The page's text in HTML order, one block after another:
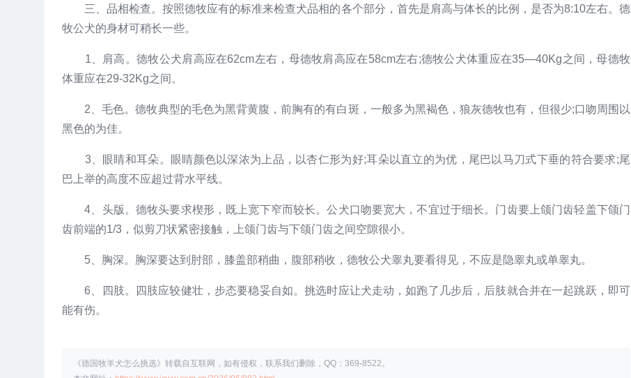
三、品相检查。按照德牧应有的标准来检查犬品相的各个部分，首先是肩高与体长的比例，是否为8:10左右。德
牧公犬的身材可稍长一些。
1、肩高。德牧公犬肩高应在62cm左右，母德牧肩高应在58cm左右;德牧公犬体重应在35—40Kg之间，母德牧
体重应在29-32Kg之间。
2、毛色。德牧典型的毛色为黑背黄腹，前胸有的有白斑，一般多为黑褐色，狼灰德牧也有，但很少;口吻周围以
黑色的为佳。
3、眼睛和耳朵。眼睛颜色以深浓为上品，以杏仁形为好;耳朵以直立的为优，尾巴以马刀式下垂的符合要求;尾
巴上举的高度不应超过背水平线。
4、头版。德牧头要求楔形，既上宽下窄而较长。公犬口吻要宽大，不宜过于细长。门齿要上颌门齿轻盖下颌门
齿前端的1/3，似剪刀状紧密接触，上颌门齿与下颌门齿之间空隙很小。
5、胸深。胸深要达到肘部，膝盖部稍曲，腹部稍收，德牧公犬睾丸要看得见，不应是隐睾丸或单睾丸。
6、四肢。四肢应较健壮，步态要稳妥自如。挑选时应让犬走动，如跑了几步后，后肢就合并在一起跳跃，即可
能有伤。
《德国牧羊犬怎么挑选》转载自互联网，如有侵权，联系我们删除，QQ：369-8522。